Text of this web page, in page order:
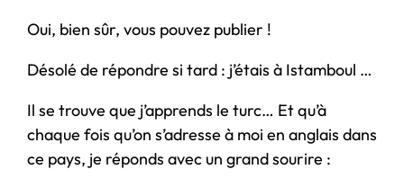
Oui, bien sûr, vous pouvez publier !
Désolé de répondre si tard : j’étais à Istamboul …
Il se trouve que j’apprends le turc… Et qu’à
chaque fois qu’on s’adresse à moi en anglais dans
ce pays, je réponds avec un grand sourire :